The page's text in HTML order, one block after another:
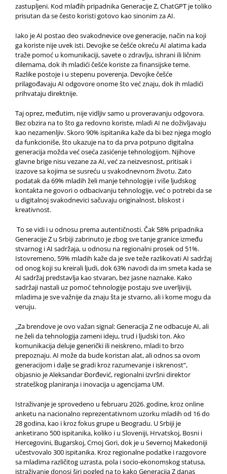
zastupljeni. Kod mlađih pripadnika Generacije Z, ChatGPT je toliko
prisutan da se često koristi gotovo kao sinonim za AI.
Iako je AI postao deo svakodnevice ove generacije, način na koji
ga koriste nije uvek isti. Devojke se češće okreću AI alatima kada
traže pomoć u komunikaciji, savete o zdravlju, ishrani ili ličnim
dilemama, dok ih mladići češće koriste za finansijske teme.
Razlike postoje i u stepenu poverenja. Devojke češće
prilagođavaju AI odgovore onome što već znaju, dok ih mladići
prihvataju direktnije.
Taj oprez, međutim, nije vidljiv samo u proveravanju odgovora.
Bez obzira na to što ga redovno koriste, mladi AI ne doživljavaju
kao nezamenljiv. Skoro 90% ispitanika kaže da bi bez njega moglo
da funkcioniše, što ukazuje na to da prva potpuno digitalna
generacija možda već oseća zasićenje tehnologijom. Njihove
glavne brige nisu vezane za AI, već za neizvesnost, pritisak i
izazove sa kojima se susreću u svakodnevnom životu. Zato
podatak da 69% mladih želi manje tehnologije i više ljudskog
kontakta ne govori o odbacivanju tehnologije, već o potrebi da se
u digitalnoj svakodnevici sačuvaju originalnost, bliskost i
kreativnost.
To se vidi i u odnosu prema autentičnosti. Čak 58% pripadnika
Generacije Z u Srbiji zabrinuto je zbog sve tanje granice između
stvarnog i AI sadržaja, u odnosu na regionalni prosek od 51%.
Istovremeno, 59% mladih kaže da je sve teže razlikovati AI sadržaj
od onog koji su kreirali ljudi, dok 63% navodi da im smeta kada se
AI sadržaj predstavlja kao stvaran, bez jasne naznake. Kako
sadržaji nastali uz pomoć tehnologije postaju sve uverljiviji,
mladima je sve važnije da znaju šta je stvarno, ali i kome mogu da
veruju.
„Za brendove je ovo važan signal: Generacija Z ne odbacuje AI, ali
ne želi da tehnologija zameni ideju, trud i ljudski ton. Ako
komunikacija deluje generički ili neiskreno, mladi to brzo
prepoznaju. AI može da bude koristan alat, ali odnos sa ovom
generacijom i dalje se gradi kroz razumevanje i iskrenost“,
objasnio je Aleksandar Đorđević, regionalni izvršni direktor
strateškog planiranja i inovacija u agencijama UM.
Istraživanje je sprovedeno u februaru 2026. godine, kroz online
anketu na nacionalno reprezentativnom uzorku mladih od 16 do
28 godina, kao i kroz fokus grupe u Beogradu. U Srbiji je
anketirano 500 ispitanika, koliko i u Sloveniji, Hrvatskoj, Bosni i
Hercegovini, Bugarskoj, Crnoj Gori, dok je u Severnoj Makedoniji
učestvovalo 300 ispitanika. Kroz regionalne podatke i razgovore
sa mladima različitog uzrasta, pola i socio-ekonomskog statusa,
istraživanje donosi širi pogled na to kako Generacija Z danas